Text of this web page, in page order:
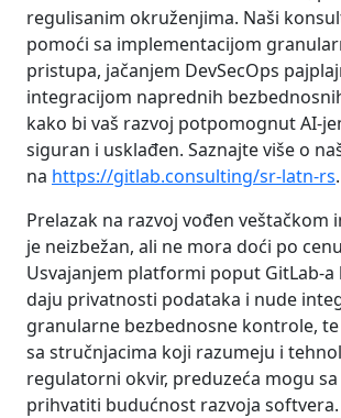
regulisanim okruženjima. Naši
pomoći sa implementacijom
pristupa, jačanjem DevSecOps
integracijom naprednih
kako bi vaš razvoj potpomognut AI-
siguran i usklađen. Saznajte više o
na https://gitlab.consulting/sr-latn-rs.
Prelazak na razvoj vođen veštačkom
je neizbežan, ali ne mora doći po
Usvajanjem platformi poput GitLab-
daju privatnosti podataka i nude
granularne bezbednosne kontrole,
sa stručnjacima koji razumeju i
regulatorni okvir, preduzeća mogu
prihvatiti budućnost razvoja softvera.